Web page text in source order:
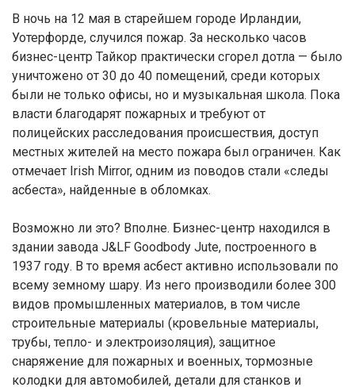
В ночь на 12 мая в старейшем городе Ирландии,
Уотерфорде, случился пожар. За несколько часов
бизнес-центр Тайкор практически сгорел дотла — было
уничтожено от 30 до 40 помещений, среди которых
были не только офисы, но и музыкальная школа. Пока
власти благодарят пожарных и требуют от
полицейских расследования происшествия, доступ
местных жителей на место пожара был ограничен. Как
отмечает Irish Mirror, одним из поводов стали «следы
асбеста», найденные в обломках.
Возможно ли это? Вполне. Бизнес-центр находился в
здании завода J&LF Goodbody Jute, построенного в
1937 году. В то время асбест активно использовали по
всему земному шару. Из него производили более 300
видов промышленных материалов, в том числе
строительные материалы (кровельные материалы,
трубы, тепло- и электроизоляция), защитное
снаряжение для пожарных и военных, тормозные
колодки для автомобилей, детали для станков и